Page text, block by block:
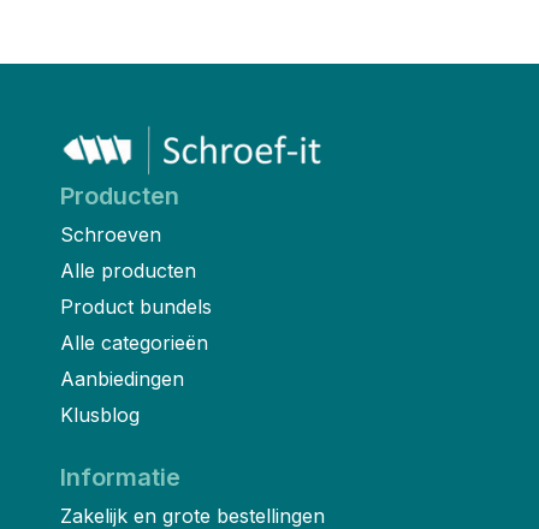
Producten
Schroeven
Alle producten
Product bundels
Alle categorieën
Aanbiedingen
Klusblog
Informatie
Zakelijk en grote bestellingen